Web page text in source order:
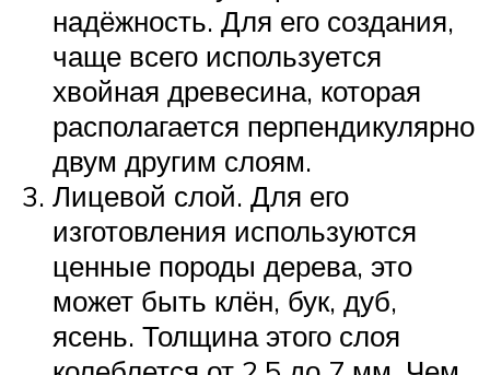
надёжность. Для его создания,
чаще всего используется
хвойная древесина, которая
располагается перпендикулярно
двум другим слоям.
Лицевой слой. Для его
изготовления используются
ценные породы дерева, это
может быть клён, бук, дуб,
ясень. Толщина этого слоя